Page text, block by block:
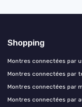
Shopping
Montres connectées par
Montres connectées par
Montres connectées par
Montres connectées par